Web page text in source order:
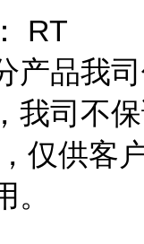
RT
产品我
我司不
仅供客